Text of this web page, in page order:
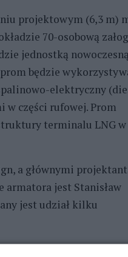
projektowym (6,3 m)
70-osobową
jednostką
będzie
elektryczny
części rufowej. Prom
terminalu LNG w
a głównymi
armatora jest Stanisław
jest udział kilku
stocznia rozpocznie na